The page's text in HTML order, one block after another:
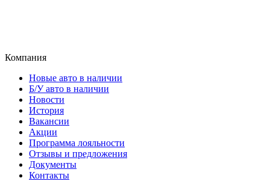
Компания
Новые авто в наличии
Б/У авто в наличии
Новости
История
Вакансии
Акции
Программа лояльности
Отзывы и предложения
Документы
Контакты